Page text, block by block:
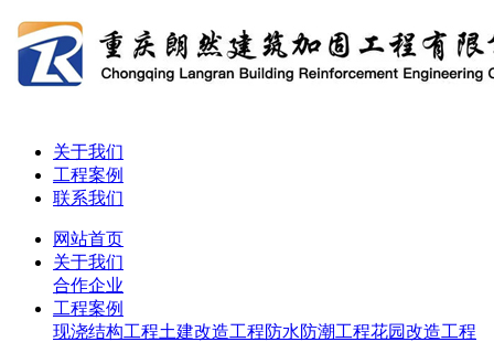
关于我们
工程案例
联系我们
网站首页
关于我们
合作企业
工程案例
现浇结构工程土建改造工程防水防潮工程花园改造工程